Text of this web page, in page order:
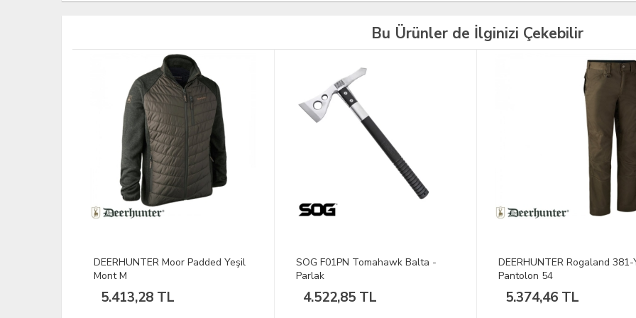
Bu Ürünler de İlginizi Çekebilir
SOG F01PN Tomahawk Balta -
Parlak
4.522,85 TL
DEERHUNTER Rogaland 381-Yeşil
Pantolon 54
5.374,46 TL
VAV Uzun Kol Gömlek
Siyah M
3.118,80 TL